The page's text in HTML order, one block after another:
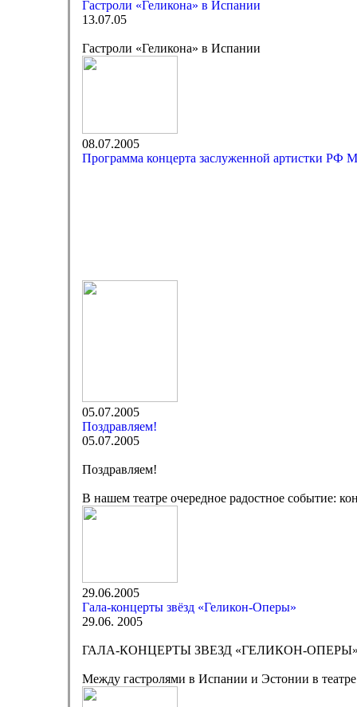
Гастроли «Геликона» в Испании
13.07.05
Гастроли «Геликона» в Испании
08.07.2005
Программа концерта заслуженной артистки РФ
05.07.2005
Поздравляем!
05.07.2005
Поздравляем!
В нашем театре очередное радостное событие:
29.06.2005
Гала-концерты звёзд «Геликон-Оперы»
29.06. 2005
ГАЛА-КОНЦЕРТЫ ЗВЕЗД «ГЕЛИКОН-
Между гастролями в Испании и Эстонии в